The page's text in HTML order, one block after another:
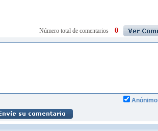
Número total de comentarios 0
Anónimo